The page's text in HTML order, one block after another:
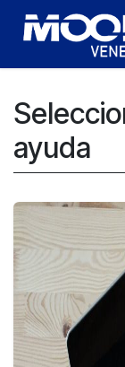
Ir al contenido
ayuda